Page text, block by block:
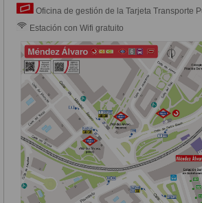
Oficina de gestión de la Tarjeta Transporte
Estación con Wifi gratuito